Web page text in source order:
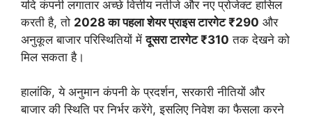
यदि कंपनी लगातार अच्छे वित्तीय नतीजे और नए प्रोजेक्ट हासिल
करती है, तो 2028 का पहला शेयर प्राइस टारगेट ₹290 और
अनुकूल बाजार परिस्थितियों मेंदूसरा टारगेट ₹310 तक देखने को
मिल सकता है।
हालांकि, ये अनुमान कंपनी के प्रदर्शन, सरकारी नीतियों और
बाजार की स्थिति पर निर्भर करेंगे, इसलिए निवेश का फैसला करने